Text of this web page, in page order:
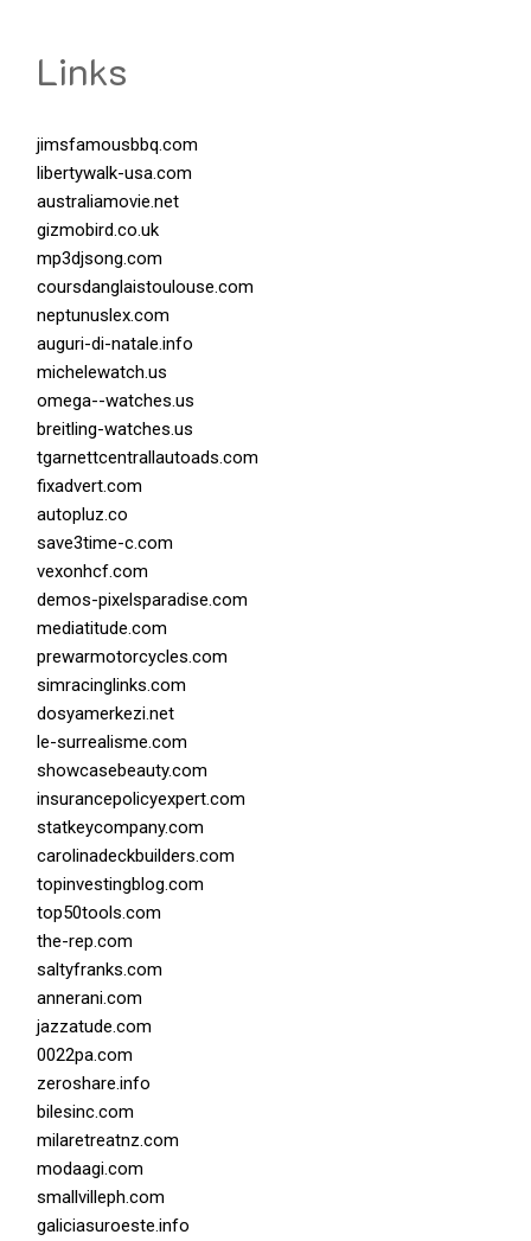
Links
jimsfamousbbq.com
libertywalk-usa.com
australiamovie.net
gizmobird.co.uk
mp3djsong.com
coursdanglaistoulouse.com
neptunuslex.com
auguri-di-natale.info
michelewatch.us
omega--watches.us
breitling-watches.us
tgarnettcentrallautoads.com
fixadvert.com
autopluz.co
save3time-c.com
vexonhcf.com
demos-pixelsparadise.com
mediatitude.com
prewarmotorcycles.com
simracinglinks.com
dosyamerkezi.net
le-surrealisme.com
showcasebeauty.com
insurancepolicyexpert.com
statkeycompany.com
carolinadeckbuilders.com
topinvestingblog.com
top50tools.com
the-rep.com
saltyfranks.com
annerani.com
jazzatude.com
0022pa.com
zeroshare.info
bilesinc.com
milaretreatnz.com
modaagi.com
smallvilleph.com
galiciasuroeste.info